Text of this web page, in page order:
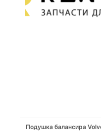
Подушка балансира